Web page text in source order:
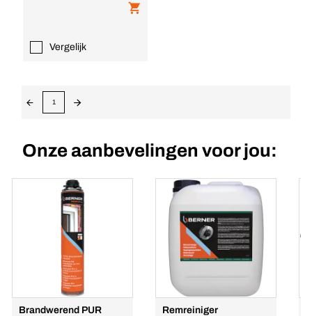
Vergelijk
1
Onze aanbevelingen voor jou:
Brandwerend PUR
Remreiniger